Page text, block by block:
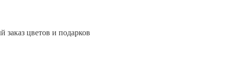
заказ цветов и подарков